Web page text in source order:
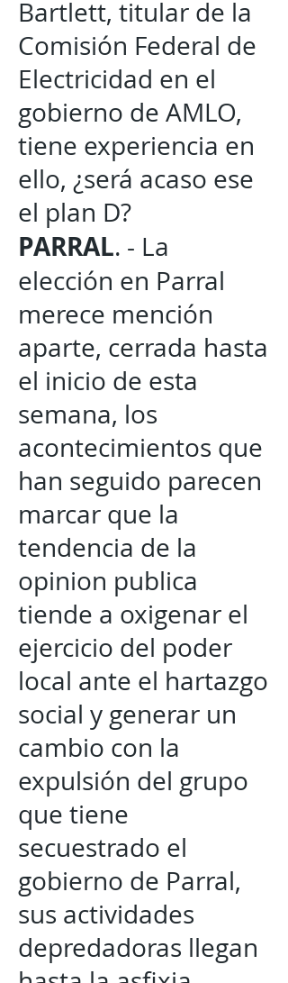
Bartlett, titular de la
Comisión Federal de
Electricidad en el
gobierno de AMLO,
tiene experiencia en
ello, ¿será acaso ese
el plan D?
PARRAL. - La
elección en Parral
merece mención
aparte, cerrada hasta
el inicio de esta
semana, los
acontecimientos que
han seguido parecen
marcar que la
tendencia de la
opinion publica
tiende a oxigenar el
ejercicio del poder
local ante el hartazgo
social y generar un
cambio con la
expulsión del grupo
que tiene
secuestrado el
gobierno de Parral,
sus actividades
depredadoras llegan